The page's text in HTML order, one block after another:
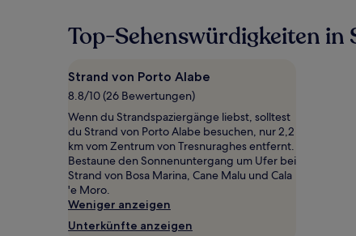
den
letzten
für
einen
Aufenthalt
mit
1 Übernachtung
von
2 Erwachsenen
gefunden
wurde.
Preise
und
Top-Sehenswürdigkeiten in
Strand von Porto Alabe
8.8/10 (26 Bewertungen)
Wenn du Strandspaziergänge liebst, solltest
du Strand von Porto Alabe besuchen, nur 2,2
km vom Zentrum von Tresnuraghes entfernt.
Bestaune den Sonnenuntergang um Ufer bei
Strand von Bosa Marina, Cane Malu und Cala
'e Moro.
Weniger anzeigen
Unterkünfte anzeigen